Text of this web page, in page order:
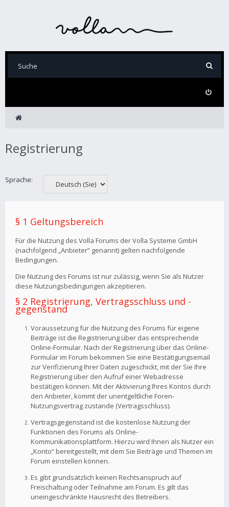
Registrierung
Sprache:
§ 1 Geltungsbereich
Für die Nutzung des Volla Forums der Volla Systeme GmbH
(nachfolgend „Anbieter“ genannt) gelten nachfolgende
Bedingungen.
Die Nutzung des Forums ist nur zulässig, wenn Sie als Nutzer
diese Nutzungsbedingungen akzeptieren.
§ 2 Registrierung, Vertragsschluss und -
gegenstand
Voraussetzung für die Nutzung des Forums für eigene
Beiträge ist die Registrierung über das entsprechende
Online-Formular. Nach der Registrierung über das Online-
Formular im Forum bekommen Sie eine Bestätigungsemail
zur Verifizierung Ihrer Daten zugeschickt, mit der Sie Ihre
Registrierung über den Aufruf einer Webadresse
bestätigen können. Mit der Aktivierung Ihres Kontos durch
den Anbieter, kommt der unentgeltliche Foren-
Nutzungsvertrag zustande (Vertragsschluss).
Vertragsgegenstand ist die kostenlose Nutzung der
Funktionen des Forums als Online-
Kommunikationsplattform. Hierzu wird Ihnen als Nutzer ein
„Konto“ bereitgestellt, mit dem Sie Beiträge und Themen im
Forum einstellen können.
Es gibt grundsätzlich keinen Rechtsanspruch auf
Freischaltung oder Teilnahme am Forum. Es gilt das
uneingeschränkte Hausrecht des Betreibers.